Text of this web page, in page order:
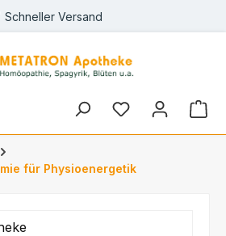
Schneller Versand
Du hast 0
für Physioenergetik